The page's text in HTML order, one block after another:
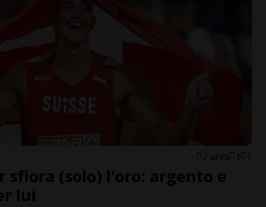
3 anni 1 1
sfiora (solo) l'oro: argento e
lui